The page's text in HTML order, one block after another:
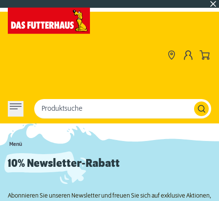
Menü
Produktsuche
10% Newsletter-Rabatt
Abonnieren Sie unseren Newsletter und freuen Sie sich auf exklusive Aktionen,